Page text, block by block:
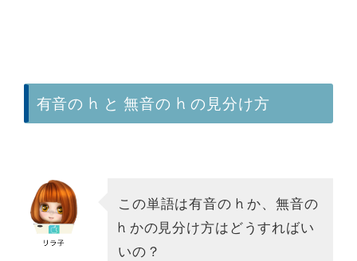
有音の h と 無音の h の見分け方
この単語は有音の h か、無音の
h かの見分け方はどうすればい
いの？